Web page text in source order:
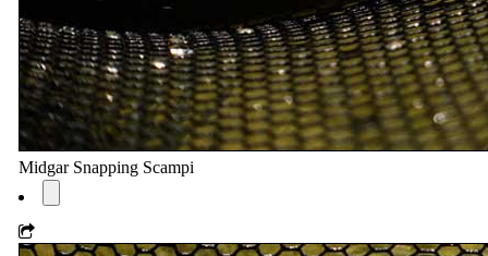
Midgar Snapping Scampi